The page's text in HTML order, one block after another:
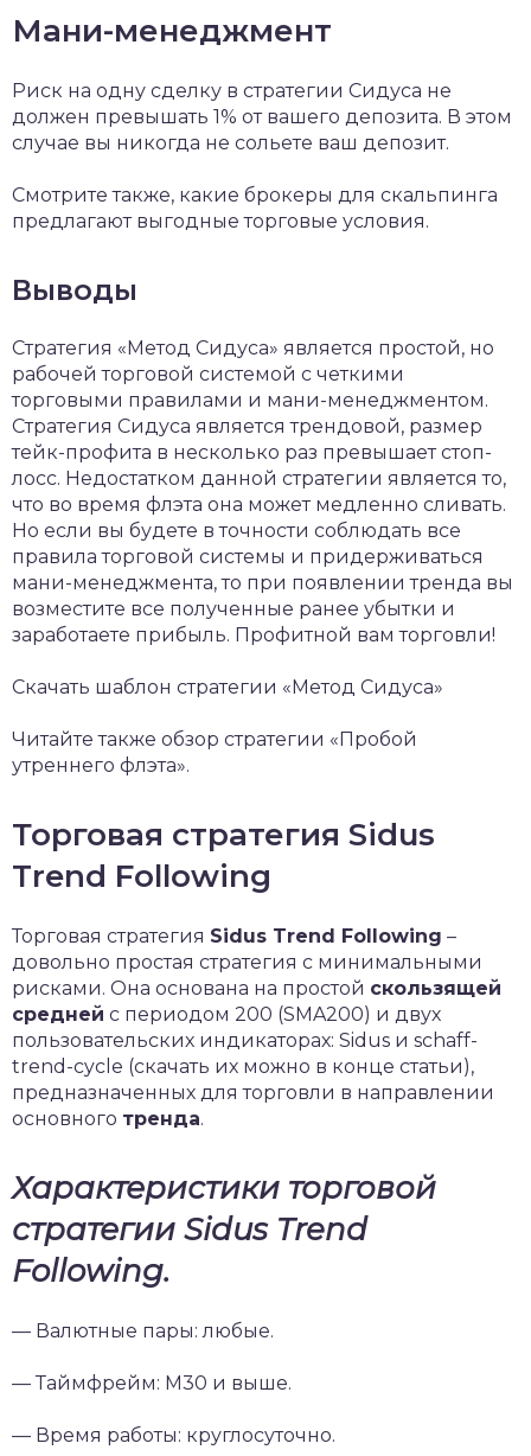
Мани-менеджмент
Риск на одну сделку в стратегии Сидуса не
должен превышать 1% от вашего депозита. В этом
случае вы никогда не сольете ваш депозит.
Смотрите также, какие брокеры для скальпинга
предлагают выгодные торговые условия.
Выводы
Стратегия «Метод Сидуса» является простой, но
рабочей торговой системой с четкими
торговыми правилами и мани-менеджментом.
Стратегия Сидуса является трендовой, размер
тейк-профита в несколько раз превышает стоп-
лосс. Недостатком данной стратегии является то,
что во время флэта она может медленно сливать.
Но если вы будете в точности соблюдать все
правила торговой системы и придерживаться
мани-менеджмента, то при появлении тренда вы
возместите все полученные ранее убытки и
заработаете прибыль. Профитной вам торговли!
Скачать шаблон стратегии «Метод Сидуса»
Читайте также обзор стратегии «Пробой
утреннего флэта».
Торговая стратегия Sidus
Trend Following
Торговая стратегия Sidus Trend Following –
довольно простая стратегия с минимальными
рисками. Она основана на простой скользящей
средней с периодом 200 (SMA200) и двух
пользовательских индикаторах: Sidus и schaff-
trend-cycle (скачать их можно в конце статьи),
предназначенных для торговли в направлении
основного тренда.
Характеристики торговой
стратегии Sidus Trend
Following.
— Валютные пары: любые.
— Таймфрейм: М30 и выше.
— Время работы: круглосуточно.